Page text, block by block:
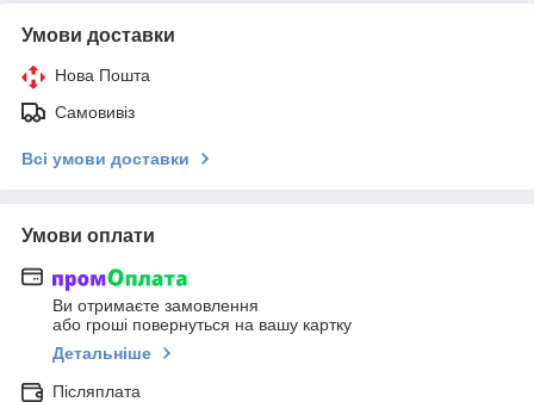
Умови доставки
Нова Пошта
Самовивіз
Всі умови доставки
Умови оплати
Ви отримаєте замовлення
або гроші повернуться на вашу картку
Детальніше
Післяплата